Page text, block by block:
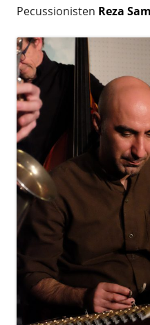
Pecussionisten Reza